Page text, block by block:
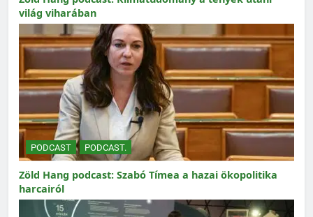
világ viharában
PODCAST PODCAST.
Zöld Hang podcast: Szabó Tímea a hazai ökopolitika
harcairól